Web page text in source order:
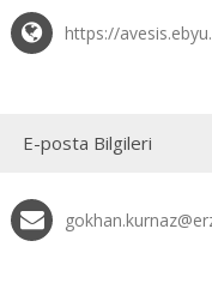
https://
E-posta Bilgileri